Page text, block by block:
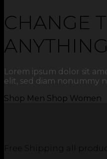
CHANGE
ANYTHING
Lorem ipsum dolor sit
elit, sed diam nonummy
Shop Men Shop Women
Free Shipping all